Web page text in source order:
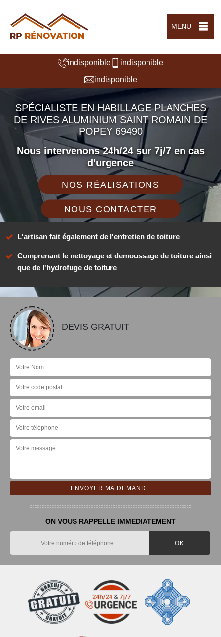
MENU
indisponible
indisponible
indisponible
SPÉCIALISTE EN HABILLAGE PLANCHES
DE RIVES ALUMINIUM SAINT ROMAIN DE
POPEY 69490
Nous intervenons 24h/24 sur 7j/7 en cas
d'urgence
NOS RÉALISATIONS
NOUS CONTACTER
L'artisan fait également de l'entretien de toiture
Comprenant le nettoyage et demoussage de toiture ainsi
que de l'hydrofuge de toiture
DEVIS GRATUIT
ON VOUS RAPPELLE IMMEDIATEMENT